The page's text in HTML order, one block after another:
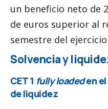
un beneficio neto de
de euros superior al
semestre del
Solvencia y
CET 1 fully loadeden el
de liquidez